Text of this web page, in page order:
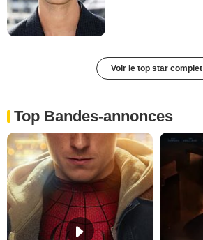
Voir le top star complet
Top Bandes-annonces